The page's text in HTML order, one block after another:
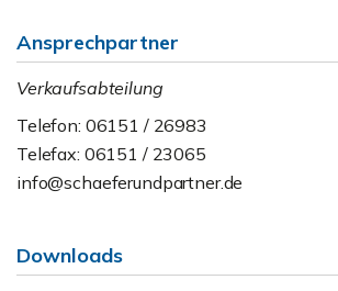
Ansprechpartner
Verkaufsabteilung
Telefon: 06151 / 26983
Telefax: 06151 / 23065
info@schaeferundpartner.de
Downloads